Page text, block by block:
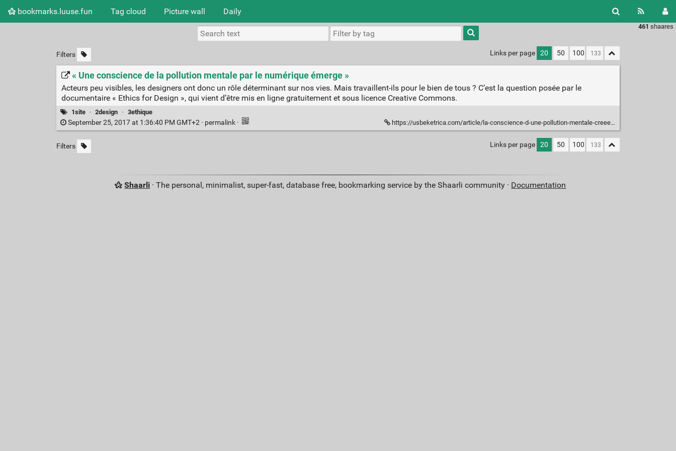
bookmarks.luuse.fun Tag cloud Picture wall Daily
461 shaares
Type 1 or
more
characters
results.
Filters Links per page 20 50 100
« Une conscience de la pollution mentale par le numérique émerge »
Acteurs peu visibles, les designers ont donc un rôle déterminant sur nos vies. Mais travaillent-ils pour le bien de tous ? C’est la question posée par le
documentaire « Ethics for Design », qui vient d’être mis en ligne gratuitement et sous licence Creative Commons.
1site · 2design · 3ethique
September 25, 2017 at 1:36:40 PM GMT+2 · permalink · https://usbeketrica.com/article/la-conscience-d-une-pollution-mentale-creee-par-le-numerique-emerge
Filters Links per page 20 50 100
Shaarli · The personal, minimalist, super-fast, database free, bookmarking service by the Shaarli community · Documentation